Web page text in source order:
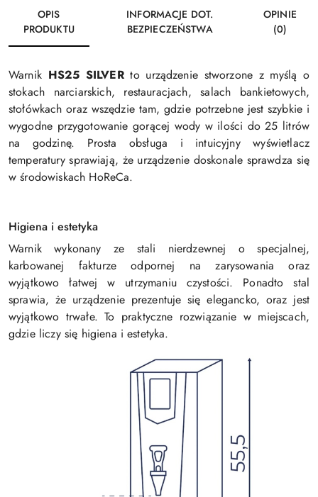
OPIS
PRODUKTU
INFORMACJE DOT.
BEZPIECZEŃSTWA
OPINIE
(0)
Warnik HS25 SILVERto urządzenie stworzone z myślą o
stokach narciarskich, restauracjach, salach bankietowych,
stołówkach oraz wszędzie tam, gdzie potrzebne jest szybkie i
wygodne przygotowanie gorącej wody w ilości do 25 litrów
na godzinę. Prosta obsługa i intuicyjny wyświetlacz
temperatury sprawiają, że urządzenie doskonale sprawdza się
w środowiskach HoReCa.
Higiena i estetyka
Warnik wykonany ze stali nierdzewnej o specjalnej,
karbowanej fakturze odpornej na zarysowania oraz
wyjątkowo łatwej w utrzymaniu czystości. Ponadto stal
sprawia, że urządzenie prezentuje się elegancko, oraz jest
wyjątkowo trwałe. To praktyczne rozwiązanie w miejscach,
gdzie liczy się higiena i estetyka.